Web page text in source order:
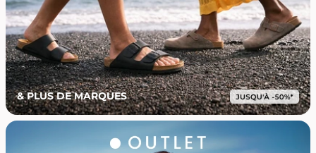
& PLUS DE MARQUES